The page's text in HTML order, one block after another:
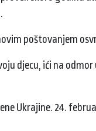
poštovanjem
djecu, ići na
Ukrajine. 24.